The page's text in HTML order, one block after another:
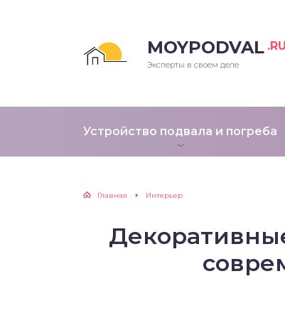
MOYPODVAL .RU
Эксперты в своем деле
Устройство подвала и погреба
Главная Интерьер